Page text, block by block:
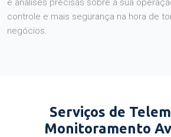
e análises precisas sobre a sua
controle e mais segurança na hora de
negócios.
Serviços de
Monitoramento